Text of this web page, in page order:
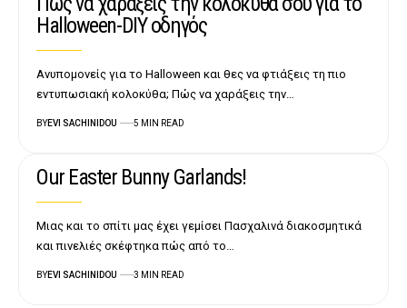
Halloween-DIY οδηγός
Ανυπομονείς για το Halloween και θες να φτιάξεις τη πιο
εντυπωσιακή κολοκύθα; Πώς να χαράξεις την…
BYEVI SACHINIDOU 5 MIN READ
Our Easter Bunny Garlands!
Μιας και το σπίτι μας έχει γεμίσει Πασχαλινά διακοσμητικά
και πινελιές σκέφτηκα πώς από το…
BYEVI SACHINIDOU 3 MIN READ